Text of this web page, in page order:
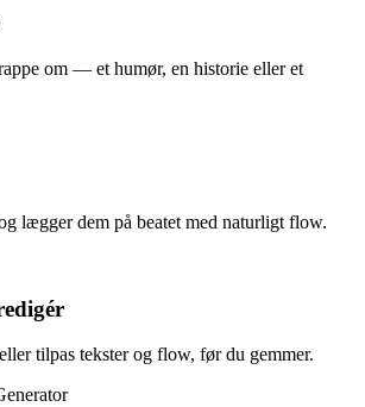
om — et humør, en historie eller et
lægger dem på beatet med naturligt flow.
tilpas tekster og flow, før du gemmer.